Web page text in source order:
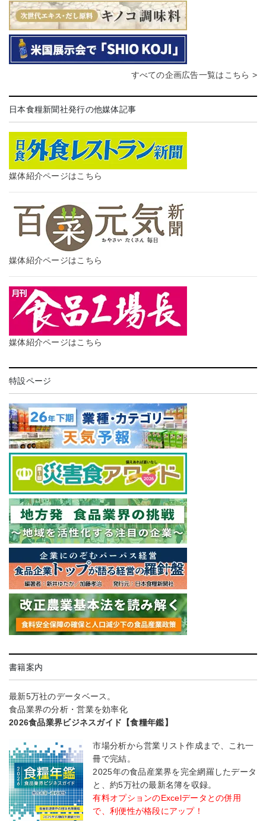
すべての企画広告一覧はこちら >
日本食糧新聞社発行の他媒体記事
媒体紹介ページはこちら
媒体紹介ページはこちら
媒体紹介ページはこちら
特設ページ
書籍案内
最新5万社のデータベース。
食品業界の分析・営業を効率化
2026食品業界ビジネスガイド【食糧年鑑】
市場分析から営業リスト作成まで、これ一
冊で完結。
2025年の食品産業界を完全網羅したデータ
と、約5万社の最新名簿を収録。
有料オプションのExcelデータとの併用
で、利便性が格段にアップ！